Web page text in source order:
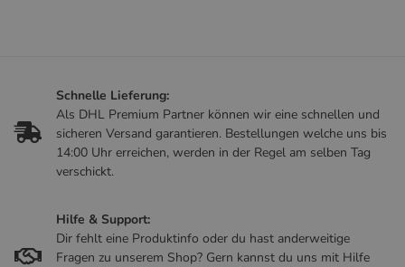
Schnelle Lieferung:
Als DHL Premium Partner können wir eine schnellen und
sicheren Versand garantieren. Bestellungen welche uns bis
14:00 Uhr erreichen, werden in der Regel am selben Tag
verschickt.
Hilfe & Support:
Dir fehlt eine Produktinfo oder du hast anderweitige
Fragen zu unserem Shop? Gern kannst du uns mit Hilfe